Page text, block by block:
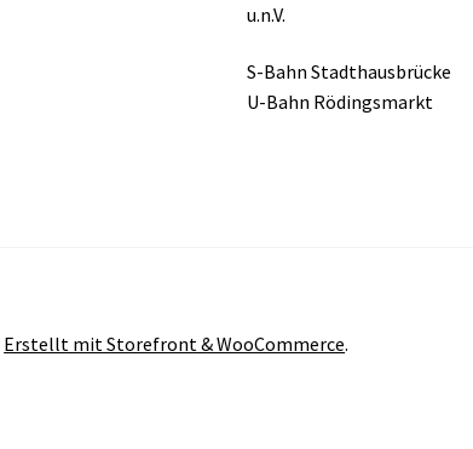
u.n.V.
S-Bahn Stadthausbrücke
U-Bahn Rödingsmarkt
Erstellt mit Storefront & WooCommerce.